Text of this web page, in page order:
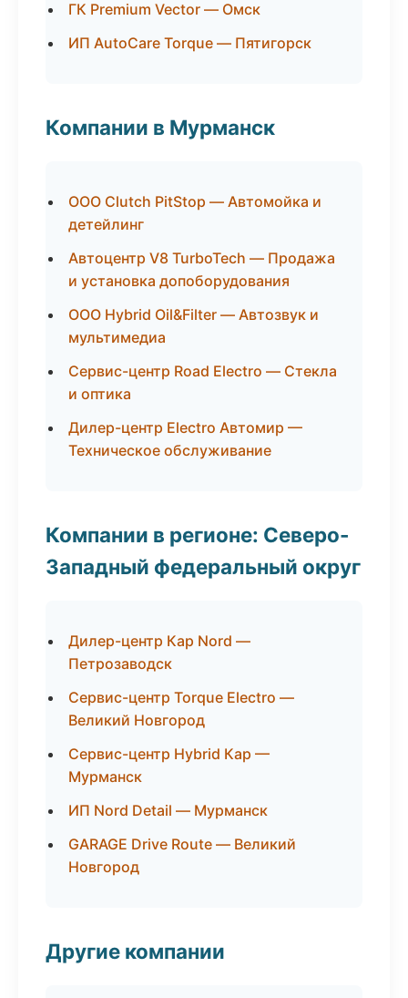
ГК Premium Vector — Омск
ИП AutoCare Torque — Пятигорск
Компании в Мурманск
ООО Clutch PitStop — Автомойка и
детейлинг
Автоцентр V8 TurboTech — Продажа
и установка допоборудования
ООО Hybrid Oil&Filter — Автозвук и
мультимедиа
Сервис-центр Road Electro — Стекла
и оптика
Дилер-центр Electro Автомир —
Техническое обслуживание
Компании в регионе: Северо-
Западный федеральный округ
Дилер-центр Кар Nord —
Петрозаводск
Сервис-центр Torque Electro —
Великий Новгород
Сервис-центр Hybrid Кар —
Мурманск
ИП Nord Detail — Мурманск
GARAGE Drive Route — Великий
Новгород
Другие компании